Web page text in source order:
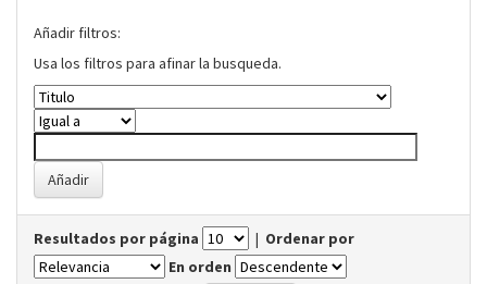
Añadir filtros:
Usa los filtros para afinar la busqueda.
Resultados por página | Ordenar por
En orden